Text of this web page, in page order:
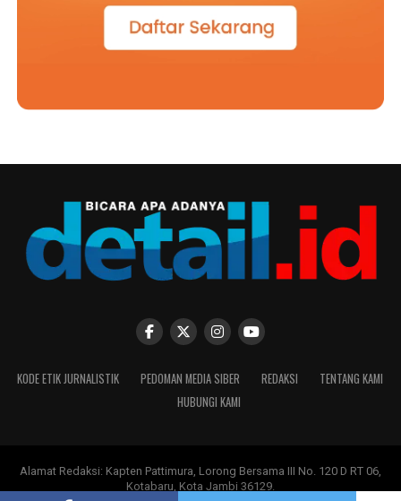
KODE ETIK JURNALISTIK PEDOMAN MEDIA SIBER REDAKSI
TENTANG KAMI
HUBUNGI KAMI
Alamat Redaksi: Kapten Pattimura, Lorong Bersama III No. 120 D RT 06,
Kotabaru, Kota Jambi 36129.